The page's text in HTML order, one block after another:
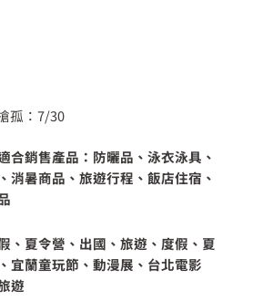
孤：7/30
合銷售產品：防曬品、泳衣泳具、
消暑商品、旅遊行程、飯店住宿、
、夏令營、出國、旅遊、度假、夏
宜蘭童玩節、動漫展、台北電影
遊